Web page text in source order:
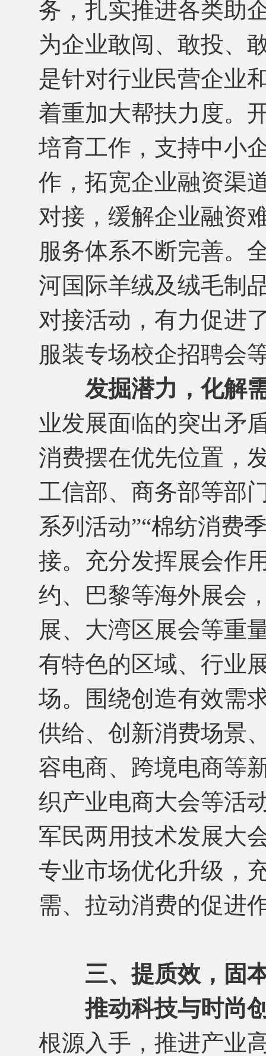
务，扎实推进各类助
为企业敢闯、敢投、
是针对行业民营企业
着重加大帮扶力度。
培育工作，支持中小
作，拓宽企业融资渠
对接，缓解企业融资
服务体系不断完善。
河国际羊绒及绒毛制
对接活动，有力促进
服装专场校企招聘会
发掘潜力，化解
业发展面临的突出矛
消费摆在优先位置，
工信部、商务部等部
系列活动”“棉纺消费
接。充分发挥展会作
约、巴黎等海外展会
展、大湾区展会等重
有特色的区域、行业
场。围绕创造有效需
供给、创新消费场景
容电商、跨境电商等
织产业电商大会等活
军民两用技术发展大
专业市场优化升级，
需、拉动消费的促进
三、提质效，固
推动科技与时尚
根源入手，推进产业